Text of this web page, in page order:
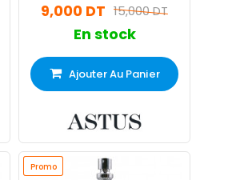
15,000 DT
9,000 DT
En stock
Ajouter Au Panier
Promo
Promo